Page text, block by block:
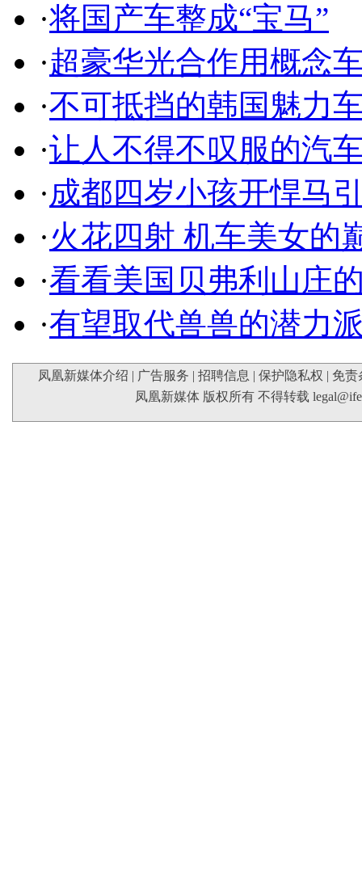
·将国产车整成“宝马”
·超豪华光合作用概念
·不可抵挡的韩国魅力
·让人不得不叹服的汽
·成都四岁小孩开悍马
·火花四射 机车美女的
·看看美国贝弗利山庄
·有望取代兽兽的潜力
凤凰新媒体介绍 | 广告服务 | 招聘信息 | 保护隐私权 | 免责
凤凰新媒体 版权所有 不得转载